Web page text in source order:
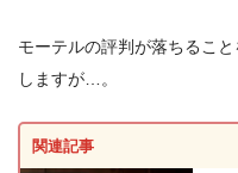
モーテルの評判が落ちるこ
しますが…。
関連記事